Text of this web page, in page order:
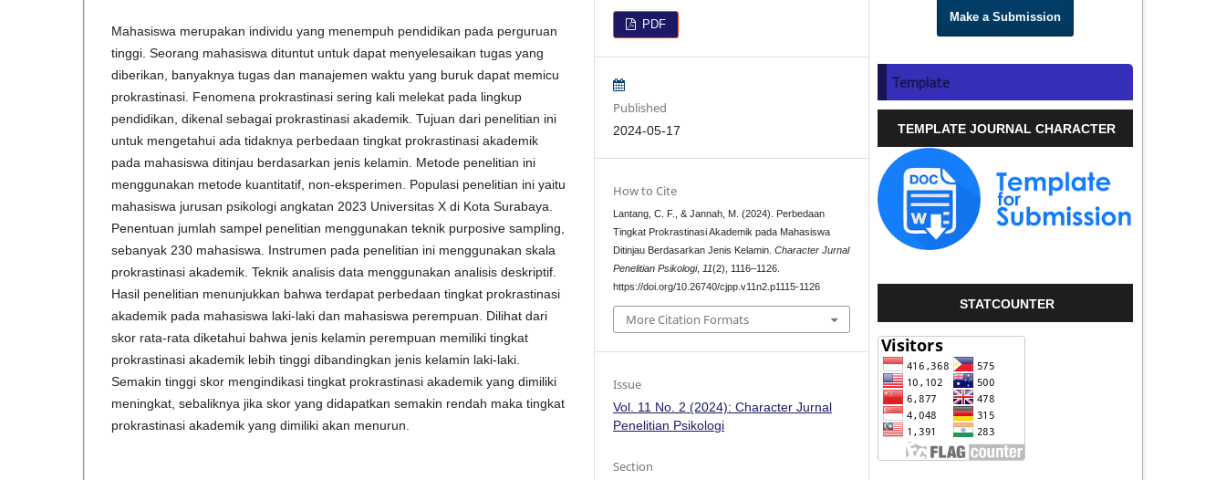
Mahasiswa merupakan individu yang menempuh pendidikan pada perguruan
tinggi. Seorang mahasiswa dituntut untuk dapat menyelesaikan tugas yang
diberikan, banyaknya tugas dan manajemen waktu yang buruk dapat memicu
prokrastinasi. Fenomena prokrastinasi sering kali melekat pada lingkup
pendidikan, dikenal sebagai prokrastinasi akademik. Tujuan dari penelitian ini
untuk mengetahui ada tidaknya perbedaan tingkat prokrastinasi akademik
pada mahasiswa ditinjau berdasarkan jenis kelamin. Metode penelitian ini
menggunakan metode kuantitatif, non-eksperimen. Populasi penelitian ini yaitu
mahasiswa jurusan psikologi angkatan 2023 Universitas X di Kota Surabaya.
Penentuan jumlah sampel penelitian menggunakan teknik purposive sampling,
sebanyak 230 mahasiswa. Instrumen pada penelitian ini menggunakan skala
prokrastinasi akademik. Teknik analisis data menggunakan analisis deskriptif.
Hasil penelitian menunjukkan bahwa terdapat perbedaan tingkat prokrastinasi
akademik pada mahasiswa laki-laki dan mahasiswa perempuan. Dilihat dari
skor rata-rata diketahui bahwa jenis kelamin perempuan memiliki tingkat
prokrastinasi akademik lebih tinggi dibandingkan jenis kelamin laki-laki.
Semakin tinggi skor mengindikasi tingkat prokrastinasi akademik yang dimiliki
meningkat, sebaliknya jika skor yang didapatkan semakin rendah maka tingkat
prokrastinasi akademik yang dimiliki akan menurun.
PDF
Published
2024-05-17
How to Cite
Lantang, C. F., & Jannah, M. (2024). Perbedaan
Tingkat Prokrastinasi Akademik pada Mahasiswa
Ditinjau Berdasarkan Jenis Kelamin.Character Jurnal
Penelitian Psikologi, 11(2), 1116–1126.
https://doi.org/10.26740/cjpp.v11n2.p1115-1126
More Citation Formats
Issue
Vol. 11 No. 2 (2024): Character Jurnal
Penelitian Psikologi
Section
Make a Submission
Template
TEMPLATE JOURNAL CHARACTER
STATCOUNTER